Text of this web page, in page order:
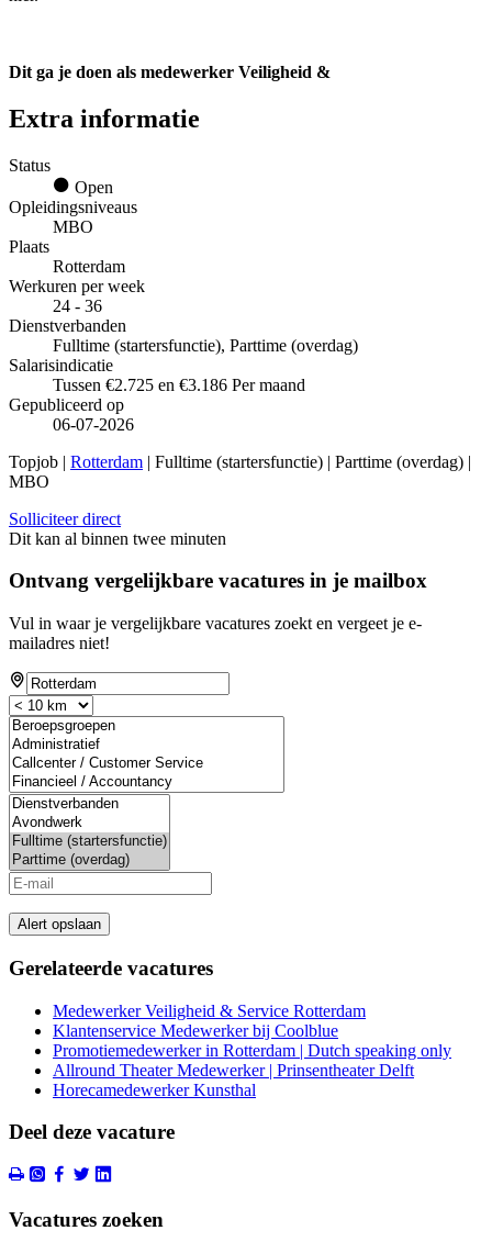
Dit ga je doen als medewerker Veiligheid &
Extra informatie
Status
Open
Opleidingsniveaus
MBO
Plaats
Rotterdam
Werkuren per week
24 - 36
Dienstverbanden
Fulltime (startersfunctie), Parttime (overdag)
Salarisindicatie
Tussen €2.725 en €3.186 Per maand
Gepubliceerd op
06-07-2026
Topjob | Rotterdam | Fulltime (startersfunctie) | Parttime (overdag) |
MBO
Solliciteer direct
Dit kan al binnen twee minuten
Ontvang vergelijkbare vacatures in je mailbox
Vul in waar je vergelijkbare vacatures zoekt en vergeet je e-
mailadres niet!
Alert opslaan
Gerelateerde vacatures
Medewerker Veiligheid & Service Rotterdam
Klantenservice Medewerker bij Coolblue
Promotiemedewerker in Rotterdam | Dutch speaking only
Allround Theater Medewerker | Prinsentheater Delft
Horecamedewerker Kunsthal
Deel deze vacature
Vacatures zoeken